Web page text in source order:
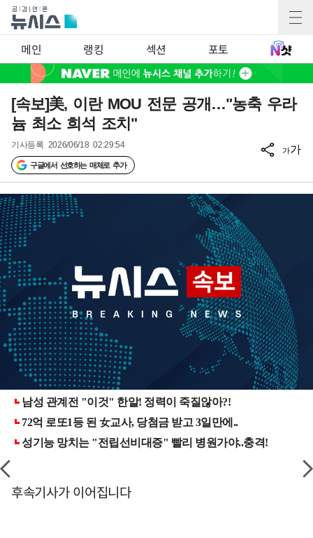
메인 랭킹 섹션 포토
[속보]美, 이란 MOU 전문 공개…"농축 우라
늄 최소 희석 조치"
기사등록 2026/06/18 02:29:54
구글에서 선호하는 매체로 추가
가가
후속기사가 이어집니다